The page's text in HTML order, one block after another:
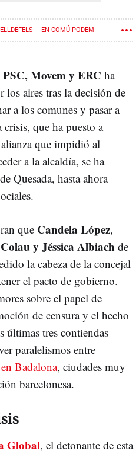
EN COMÚ PODEM
PSC, Movem y ERC ha
los aires tras la decisión de
a los comunes y pasar a
que ha puesto a
que impidió al
a la alcaldía, se ha
Quesada, hasta ahora
que Candela López,
y Jéssica Albiach de
la cabeza de la concejal
el pacto de gobierno.
sobre el papel de
de censura y el hecho
últimas tres contiendas
paralelismos entre
Badalona, ciudades muy
barcelonesa.
Global, el detonante de esta